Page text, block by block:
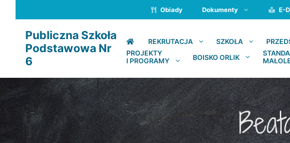
Obiady Dokumenty E-
Publiczna Szkoła
Podstawowa Nr
6
REKRUTACJA SZKOŁA
PROJEKTY
I PROGRAMY
BOISKO ORLIK